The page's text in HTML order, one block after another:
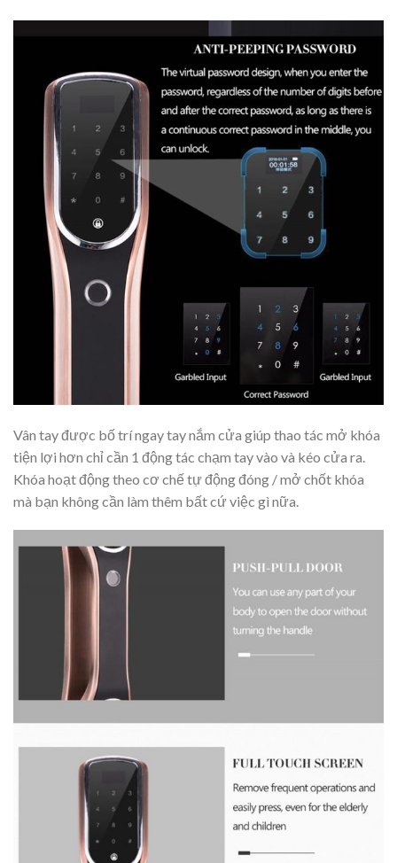
Vân tay được bố trí ngay tay nắm cửa giúp thao tác mở khóa
tiện lợi hơn chỉ cần 1 động tác chạm tay vào và kéo cửa ra.
Khóa hoạt động theo cơ chế tự động đóng / mở chốt khóa
mà bạn không cần làm thêm bất cứ việc gì nữa.